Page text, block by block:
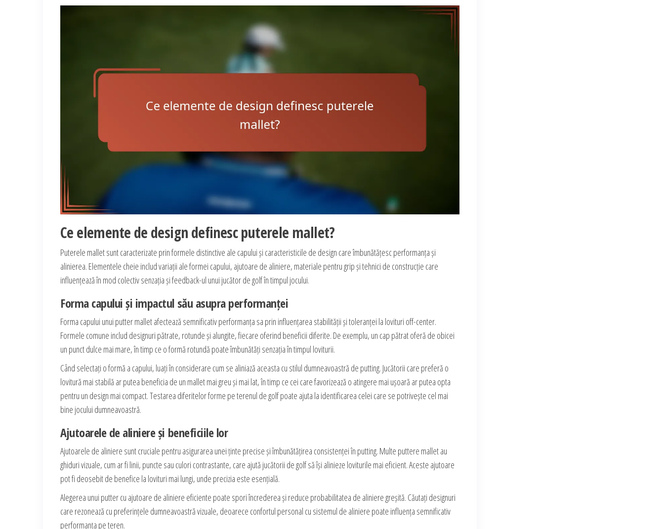
Ce elemente de design definesc puterele mallet?
Puterele mallet sunt caracterizate prin formele distinctive ale capului și caracteristicile de design care îmbunătățesc performanța și
alinierea. Elementele cheie includ variații ale formei capului, ajutoare de aliniere, materiale pentru grip și tehnici de construcție care
influențează în mod colectiv senzația și feedback-ul unui jucător de golf în timpul jocului.
Forma capului și impactul său asupra performanței
Forma capului unui putter mallet afectează semnificativ performanța sa prin influențarea stabilității și toleranței la lovituri off-center.
Formele comune includ designuri pătrate, rotunde și alungite, fiecare oferind beneficii diferite. De exemplu, un cap pătrat oferă de obicei
un punct dulce mai mare, în timp ce o formă rotundă poate îmbunătăți senzația în timpul loviturii.
Când selectați o formă a capului, luați în considerare cum se aliniază aceasta cu stilul dumneavoastră de putting. Jucătorii care preferă o
lovitură mai stabilă ar putea beneficia de un mallet mai greu și mai lat, în timp ce cei care favorizează o atingere mai ușoară ar putea opta
pentru un design mai compact. Testarea diferitelor forme pe terenul de golf poate ajuta la identificarea celei care se potrivește cel mai
bine jocului dumneavoastră.
Ajutoarele de aliniere și beneficiile lor
Ajutoarele de aliniere sunt cruciale pentru asigurarea unei ținte precise și îmbunătățirea consistenței în putting. Multe puttere mallet au
ghiduri vizuale, cum ar fi linii, puncte sau culori contrastante, care ajută jucătorii de golf să își alinieze loviturile mai eficient. Aceste ajutoare
pot fi deosebit de benefice la lovituri mai lungi, unde precizia este esențială.
Alegerea unui putter cu ajutoare de aliniere eficiente poate spori încrederea și reduce probabilitatea de aliniere greșită. Căutați designuri
care rezonează cu preferințele dumneavoastră vizuale, deoarece confortul personal cu sistemul de aliniere poate influența semnificativ
performanța pe teren.